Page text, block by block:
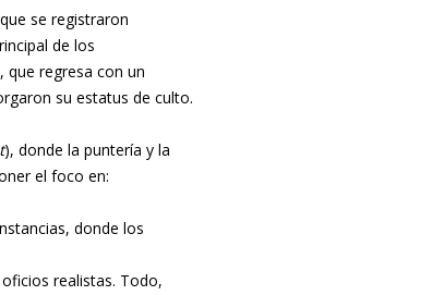
se registraron
de los
regresa con un
su estatus de culto.
), donde la puntería y la
el foco en:
donde los
realistas. Todo,